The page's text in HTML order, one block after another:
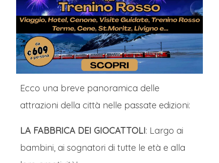
Ecco una breve panoramica delle
attrazioni della città nelle passate edizioni:
LA FABBRICA DEI GIOCATTOLI: Largo ai
bambini, ai sognatori di tutte le età e alla